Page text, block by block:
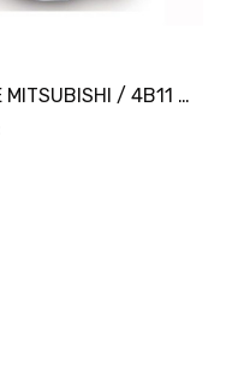
Pistons JE MITSUBISHI / 4B11 Ø86